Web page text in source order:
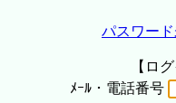
パスワー
【ロ
ﾒｰﾙ・電話番号